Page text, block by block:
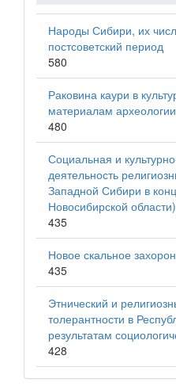
Народы Сибири, их
постсоветский период
580
Раковина каури в
материалам
480
Социальная и
деятельность
Западной Сибири в
Новосибирской области)
435
Новое скальное
435
Этнический и
толерантности в
результатам
428